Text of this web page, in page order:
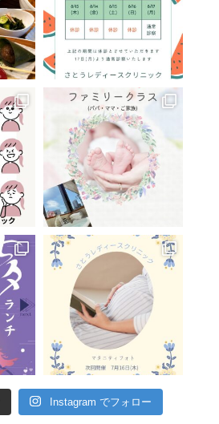
Instagram でフォロー